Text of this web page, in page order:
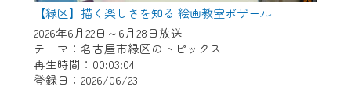
【緑区】描く楽しさを知る 絵画教室ボザール
2026年6月22日～6月28日放送
テーマ：名古屋市緑区のトピックス
再生時間：00:03:04
登録日：2026/06/23
※マイページへのログインには、MyIDが必
要となります。
※MyIDとは、CCNet Web TVを含むCCNetの
各種サービスをご利用頂くためのIDです。